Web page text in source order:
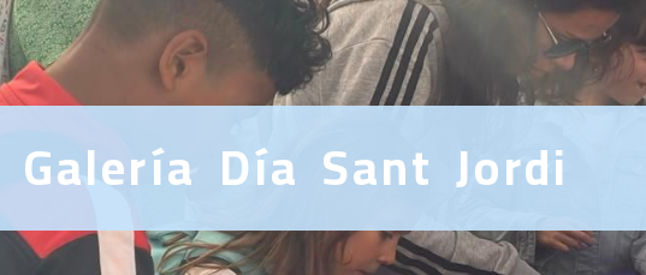
Galería Día Sant Jordi